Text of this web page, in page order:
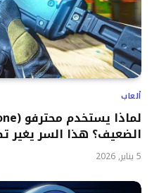
ألعاب
الضعيف؟ هذا السر يغير
5 يناير, 2026